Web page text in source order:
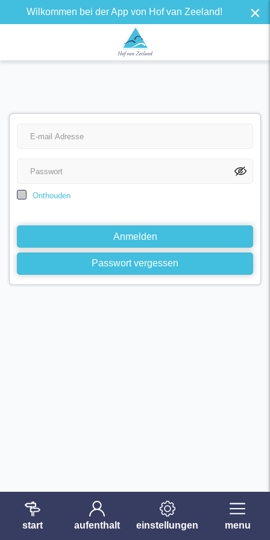
Wilkommen bei der App von Hof van Zeeland! ×
Onthouden
Passwort vergessen
Anmelden
start aufenthalt einstellungen menu